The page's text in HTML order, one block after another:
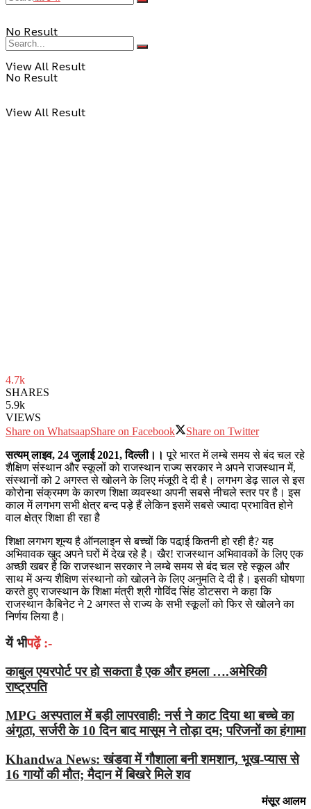
No Result
View All Result
No Result
View All Result
4.7k
SHARES
5.9k
VIEWS
Share on WhatsaapShare on Facebook
Share on Twitter
सत्यम् लाइव, 24 जुलाई 2021, दिल्ली।।पूरे भारत में लम्बे समय से बंद चल रहे
शैक्षिण संस्थान और स्कूलों को राजस्थान राज्य सरकार ने अपने राजस्थान में,
संस्थानों को 2 अगस्त से खोलने के लिए मंजूरी दे दी है। लगभग डेढ़ साल से इस
कोरोना संक्रमण के कारण शिक्षा व्यवस्था अपनी सबसे नीचले स्तर पर है। इस
काल में लगभग सभी क्षेत्र बन्द पड़े हैं लेकिन इसमें सबसे ज्यादा प्रभावित होने
वाल क्षेत्र शिक्षा ही रहा है
शिक्षा लगभग शून्य है ऑनलाइन से बच्चों कि पढा़ई कितनी हो रही है? यह
अभिवावक खुद अपने घरों में देख रहे है। खैर! राजस्थान अभिवावकों के लिए एक
अच्छी खबर है कि राजस्थान सरकार ने लम्बे समय से बंद चल रहे स्कूल और
साथ में अन्य शैक्षिण संस्थानो को खोलने के लिए अनुमति दे दी है। इसकी घोषणा
करते हुए राजस्थान के शिक्षा मंत्री श्री गोविंद सिंह डोटसरा ने कहा कि
राजस्थान कैबिनेट ने 2 अगस्त से राज्य के सभी स्कूलों को फिर से खोलने का
निर्णय लिया है।
यें भीपढ़ें :-
काबुल एयरपोर्ट पर हो सकता है एक और हमला ….अमेरिकी
राष्ट्रपति
MPG अस्पताल में बड़ी लापरवाही: नर्स ने काट दिया था बच्चे का
अंगूठा, सर्जरी के 10 दिन बाद मासूम ने तोड़ा दम; परिजनों का हंगामा
Khandwa News: खंडवा में गौशाला बनी शमशान, भूख-प्यास से
16 गायों की मौत; मैदान में बिखरे मिले शव
मंसूर आलम